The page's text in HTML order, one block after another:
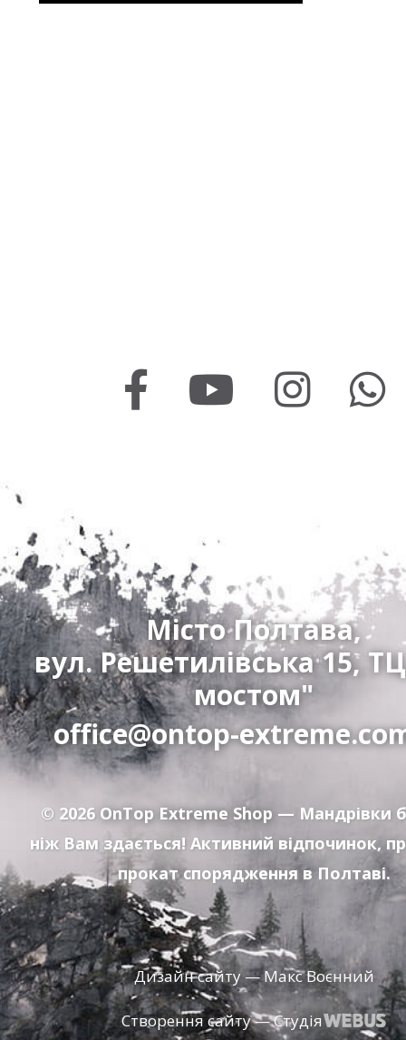
Місто Полтава,
вул. Решетилівська 15,
мостом"
office@ontop-
© 2026 OnTop Extreme Shop — Мандрівки
ніж Вам здається! Активний відпочинок,
прокат спорядження в Полтаві.
Дизайн сайту — Макс Воєнний
Створення сайту — Студія